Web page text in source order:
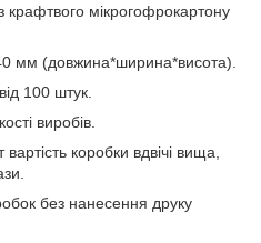
мікрогофрокартону
мм (довжина*ширина*висота).
100 штук.
виробів.
коробки вдвічі вища,
без нанесення друку